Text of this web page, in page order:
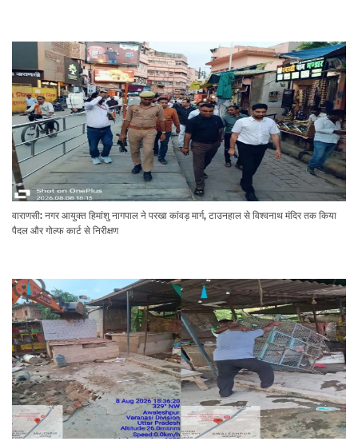
वाराणसी: नगर आयुक्त हिमांशु नागपाल ने परखा कांवड़ मार्ग, टाउनहाल से विश्वनाथ मंदिर तक किया
पैदल और गोल्फ कार्ट से निरीक्षण